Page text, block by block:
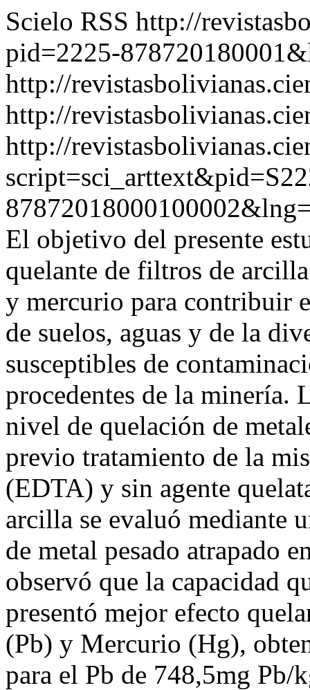
Scielo RSS http://
pid=2225-
http://
http://
http://
El objetivo del presente
quelante de filtros de
y mercurio para contribuir
de suelos, aguas y de la
susceptibles de
procedentes de la minería.
nivel de quelación de
previo tratamiento de la
(EDTA) y sin agente
arcilla se evaluó mediante
de metal pesado atrapado
observó que la capacidad
presentó mejor efecto
(Pb) y Mercurio (Hg),
para el Pb de 748,5mg